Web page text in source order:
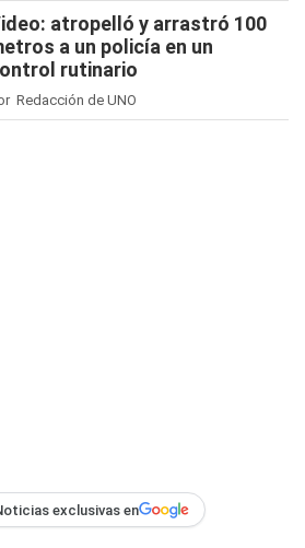
atropelló y arrastró 100
a un policía en un
rutinario
Redacción de UNO
exclusivas en